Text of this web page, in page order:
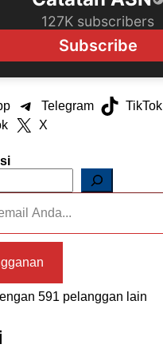
127K subscribers
Subscribe
Telegram TikTok
X
591 pelanggan lain